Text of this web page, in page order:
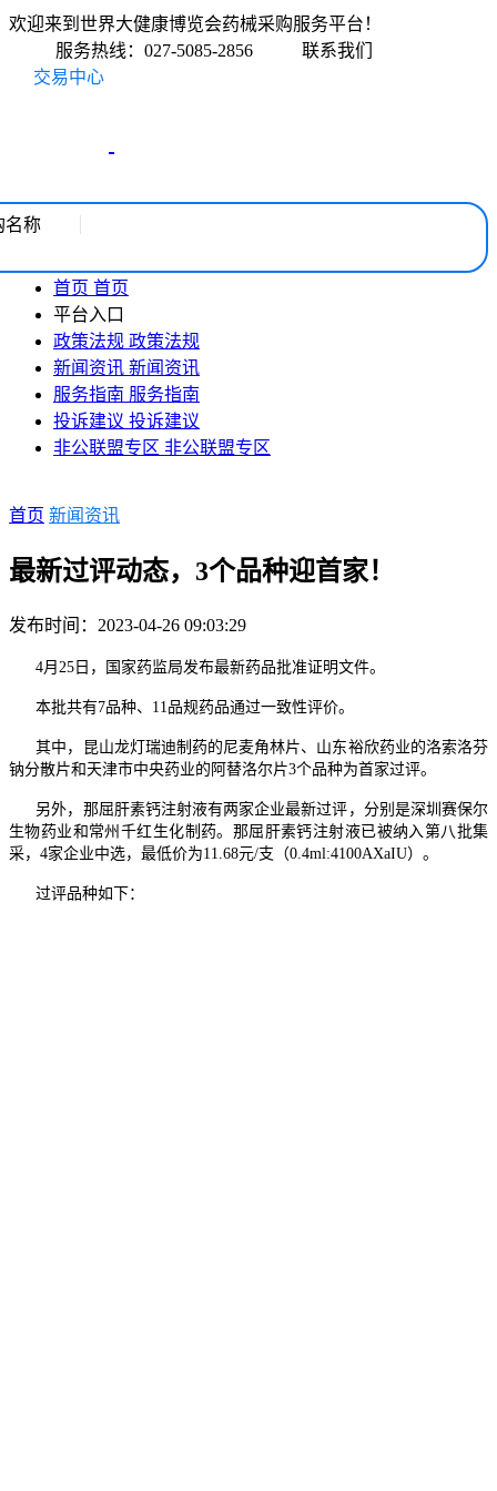
欢迎来到世界大健康博览会药械采购服务平台！
服务热线：027-5085-2856
联系我们
交易中心
名称
首页 首页
平台入口
政策法规 政策法规
新闻资讯 新闻资讯
服务指南 服务指南
投诉建议 投诉建议
非公联盟专区 非公联盟专区
首页 新闻资讯
最新过评动态，3个品种迎首家！
发布时间：2023-04-26 09:03:29
4月25日，国家药监局发布最新药品批准证明文件。
本批共有7品种、11品规药品通过一致性评价。
其中，昆山龙灯瑞迪制药的尼麦角林片、山东裕欣药业的洛索洛芬
钠分散片和天津市中央药业的阿替洛尔片3个品种为首家过评。
另外，那屈肝素钙注射液有两家企业最新过评，分别是深圳赛保尔
生物药业和常州千红生化制药。那屈肝素钙注射液已被纳入第八批集
采，4家企业中选，最低价为11.68元/支（0.4ml:4100AXaIU）。
过评品种如下：